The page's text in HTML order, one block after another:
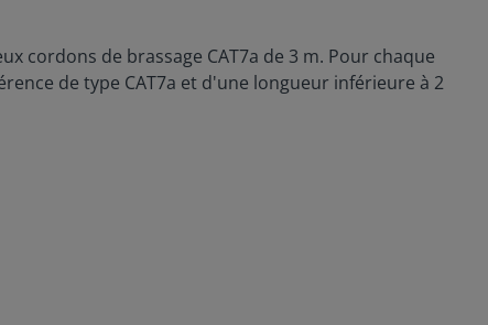
cordons de brassage CAT7a de 3 m. Pour chaque
de type CAT7a et d'une longueur inférieure à 2